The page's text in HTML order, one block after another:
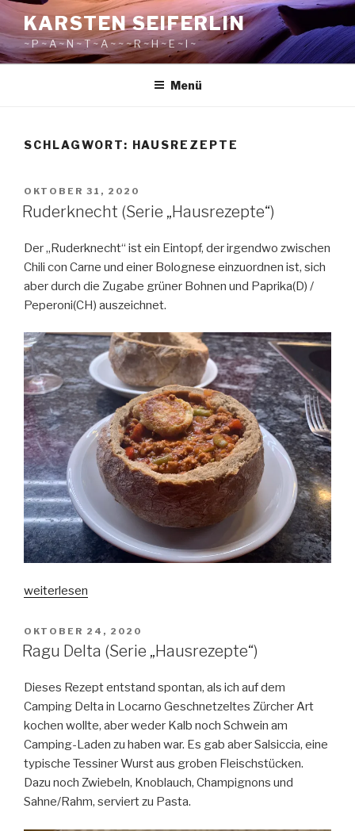
Zum
Inhalt
springen
KARSTEN SEIFERLIN
~ P ~ A ~ N ~ T ~ A ~ ~ ~ R ~ H ~ E ~ I ~
Menü
SCHLAGWORT: HAUSREZEPTE
VERÖFFENTLICHT
AM
OKTOBER 31, 2020
Ruderknecht (Serie „Hausrezepte“)
Der „Ruderknecht“ ist ein Eintopf, der irgendwo zwischen
Chili con Carne und einer Bolognese einzuordnen ist, sich
aber durch die Zugabe grüner Bohnen und Paprika(D) /
Peperoni(CH) auszeichnet.
„Ruderknecht
„Hausrezepte“)“
weiterlesen
VERÖFFENTLICHT
AM
OKTOBER 24, 2020
Ragu Delta (Serie „Hausrezepte“)
Dieses Rezept entstand spontan, als ich auf dem
Camping Delta in Locarno Geschnetzeltes Zürcher Art
kochen wollte, aber weder Kalb noch Schwein am
Camping-Laden zu haben war. Es gab aber Salsiccia, eine
typische Tessiner Wurst aus groben Fleischstücken.
Dazu noch Zwiebeln, Knoblauch, Champignons und
Sahne/Rahm, serviert zu Pasta.